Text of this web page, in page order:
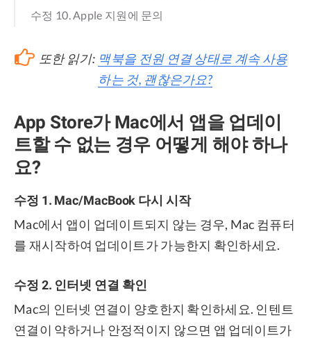
수정 10. Apple 지원에 문의
또한 읽기: 맥북을 전원 연결 상태로 계속 사용
하는 것, 괜찮은가요?
App Store가 Mac에서 앱을 업데이
트할 수 없는 경우 어떻게 해야 하나
요?
수정 1. Mac/MacBook 다시 시작
Mac에서 앱이 업데이트되지 않는 경우, Mac 컴퓨터
를 재시작하여 업데이트가 가능한지 확인하세요.
수정 2. 인터넷 연결 확인
Mac의 인터넷 연결이 양호한지 확인하세요. 인텐트
연결이 약하거나 안정적이지 않으면 앱 업데이트가